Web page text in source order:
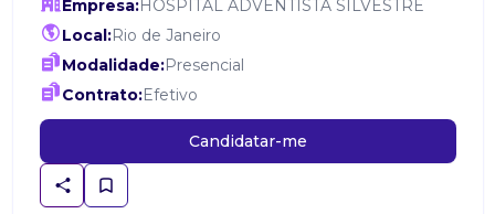
Empresa:HOSPITAL ADVENTISTA SILVESTRE
Local:Rio de Janeiro
Modalidade:Presencial
Contrato:Efetivo
Candidatar-me